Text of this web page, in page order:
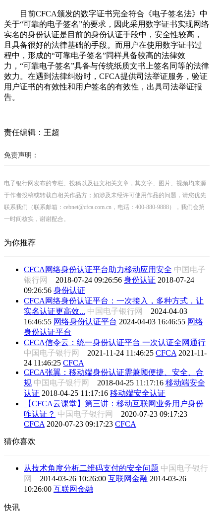
目前CFCA颁发的数字证书完全符合《电子签名法》中
关于“可靠的电子签名”的要求，因此采用数字证书实现网络
实名的身份认证是目前的身份认证手段中，安全性较高，
且具备很好的法律基础的手段。而用户在使用数字证书过
程中，形成的“可靠电子签名”同样具备较高的法律效
力，“可靠电子签名”具备与传统纸质文书上签名同等的法律
效力。在遇到法律纠纷时，CFCA提供司法举证服务，验证
用户证书的有效性和用户签名的有效性，出具司法举证报
告。
责任编辑：王超
免责声明：
电子银行网发布的专栏、投稿以及征文相关文章，其文字、图片、视频均来源
于作者投稿或转载自相关作品方；如涉及未经许可使用作品的问题，请您优先
联系我们（联系邮箱：cebnet@cfca.com.cn，电话：400-880-9888），我们会第
一时间核实，谢谢配合。
为你推荐
CFCA网络身份认证平台助力移动应用安全 中国电子
银行网 2018-07-24 09:26:56 身份认证 2018-07-24
09:26:56 身份认证
CFCA网络身份认证平台：一次接入，多种方式，让
实名认证更高效... 中国电子银行网 2024-04-03
16:46:55 网络身份认证平台 2024-04-03 16:46:55 网络
身份认证平台
CFCA信令云：统一身份认证平台 一次认证全网通行
中国电子银行网 2021-11-24 11:46:25 CFCA 2021-11-
24 11:46:25 CFCA
CFCA张翼：移动端身份认证需兼顾便捷、安全、合
规 中国电子银行网 2018-04-25 11:17:16 移动端安全
认证 2018-04-25 11:17:16 移动端安全认证
【CFCA云课堂】第三讲：移动互联网业务用户身份
咋认证？ 中国电子银行网 2020-07-23 09:17:23
CFCA 2020-07-23 09:17:23 CFCA
猜你喜欢
从技术角度分析二维码支付的安全问题 中国电子银行
网 2014-03-26 10:26:00 互联网金融 2014-03-26
10:26:00 互联网金融
快讯